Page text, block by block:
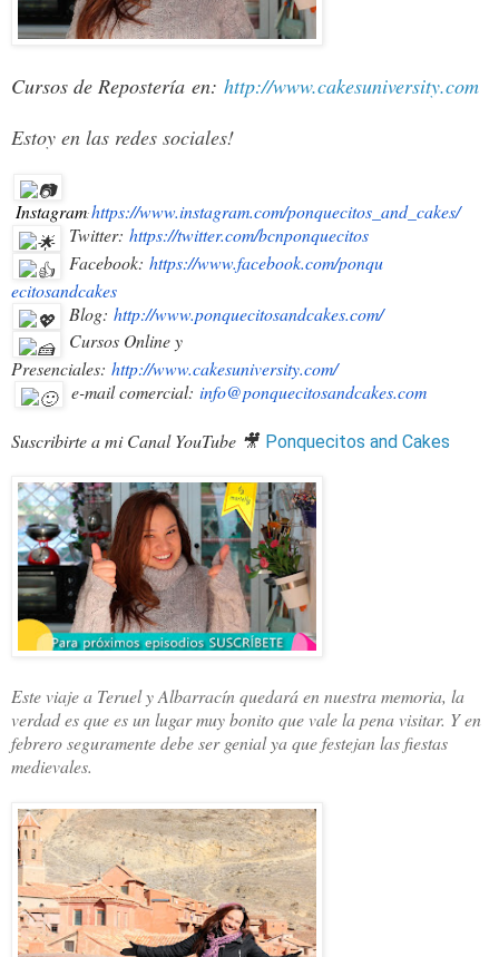
Cursos de Repostería en: http://www.cakesuniversity.com
Estoy en las redes sociales!
Instagram: https://www.instagram.com/ponquecitos_and_cakes/
Twitter: https://twitter.com/bcnponquecitos
Facebook: https://www.facebook.com/ponqu
ecitosandcakes
Blog: http://www.ponquecitosandcakes.com/
Cursos Online y
Presenciales: http://www.cakesuniversity.com/
e-mail comercial:info@ponquecitosandcakes.com
Suscribirte a mi Canal YouTube 🎥 Ponquecitos and Cakes
Este viaje a Teruel y Albarracín quedará en nuestra memoria, la
verdad es que es un lugar muy bonito que vale la pena visitar. Y en
febrero seguramente debe ser genial ya que festejan las fiestas
medievales.